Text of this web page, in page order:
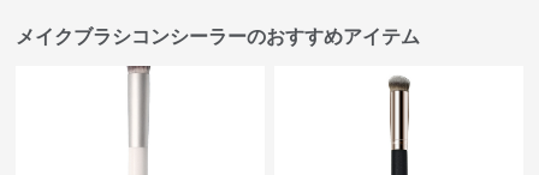
メイクブラシコンシーラーのおすすめアイテム